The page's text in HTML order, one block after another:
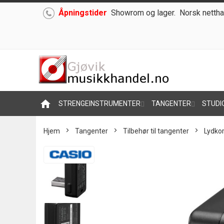
Hoppe Åpningstider Showrom og lager. Norsk
home STRENGEINSTRUMENTER TANGENTER
Hjem Tangenter Tilbehør til tangenter
Skip
end
images
gallery